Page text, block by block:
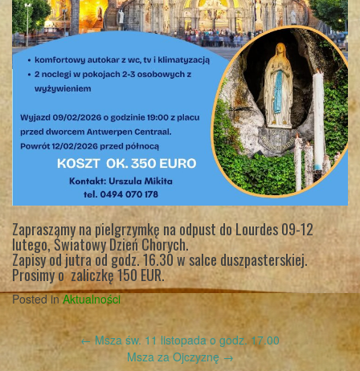
Zapraszamy na pielgrzymkę na odpust do Lourdes 09-12
lutego, Światowy Dzień Chorych.
Zapisy od jutra od godz. 16.30 w salce duszpasterskiej.
Prosimy o zaliczkę 150 EUR.
Posted inAktualności
Post
navigation
← Msza św. 11 listopada o godz. 17.00
Msza za Ojczyznę →